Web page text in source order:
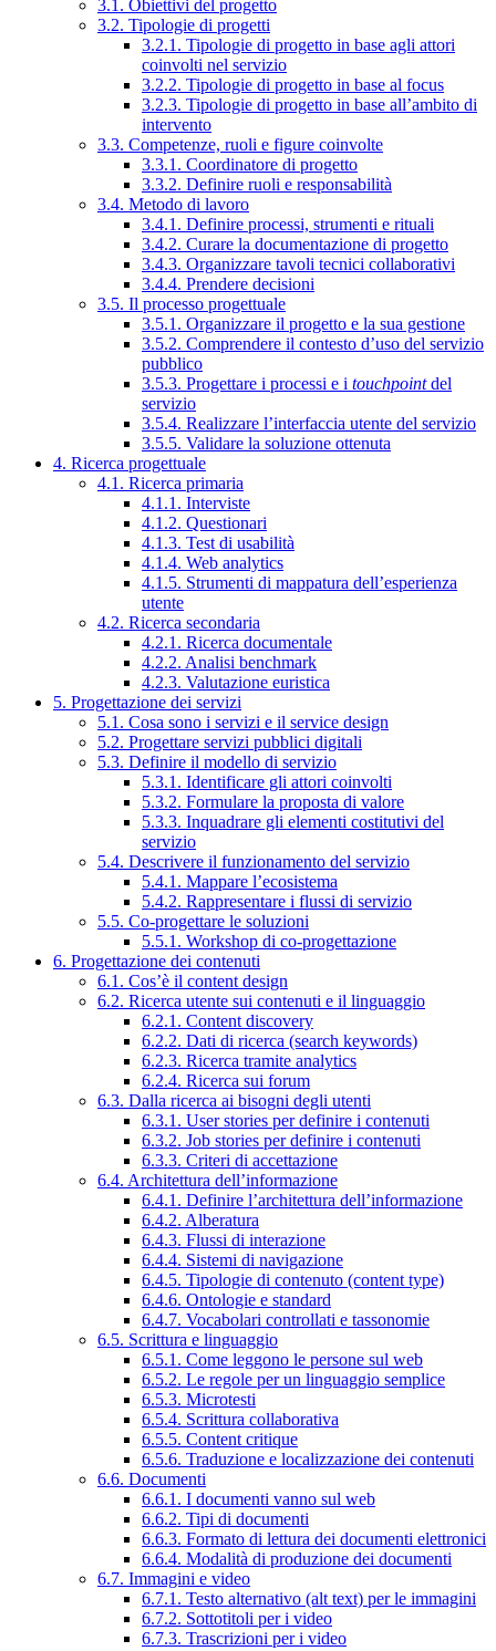
3.1. Obiettivi del progetto
3.2. Tipologie di progetti
3.2.1. Tipologie di progetto in base agli attori
coinvolti nel servizio
3.2.2. Tipologie di progetto in base al focus
3.2.3. Tipologie di progetto in base all’ambito di
intervento
3.3. Competenze, ruoli e figure coinvolte
3.3.1. Coordinatore di progetto
3.3.2. Definire ruoli e responsabilità
3.4. Metodo di lavoro
3.4.1. Definire processi, strumenti e rituali
3.4.2. Curare la documentazione di progetto
3.4.3. Organizzare tavoli tecnici collaborativi
3.4.4. Prendere decisioni
3.5. Il processo progettuale
3.5.1. Organizzare il progetto e la sua gestione
3.5.2. Comprendere il contesto d’uso del servizio
pubblico
3.5.3. Progettare i processi e i touchpointdel
servizio
3.5.4. Realizzare l’interfaccia utente del servizio
3.5.5. Validare la soluzione ottenuta
4. Ricerca progettuale
4.1. Ricerca primaria
4.1.1. Interviste
4.1.2. Questionari
4.1.3. Test di usabilità
4.1.4. Web analytics
4.1.5. Strumenti di mappatura dell’esperienza
utente
4.2. Ricerca secondaria
4.2.1. Ricerca documentale
4.2.2. Analisi benchmark
4.2.3. Valutazione euristica
5. Progettazione dei servizi
5.1. Cosa sono i servizi e il service design
5.2. Progettare servizi pubblici digitali
5.3. Definire il modello di servizio
5.3.1. Identificare gli attori coinvolti
5.3.2. Formulare la proposta di valore
5.3.3. Inquadrare gli elementi costitutivi del
servizio
5.4. Descrivere il funzionamento del servizio
5.4.1. Mappare l’ecosistema
5.4.2. Rappresentare i flussi di servizio
5.5. Co-progettare le soluzioni
5.5.1. Workshop di co-progettazione
6. Progettazione dei contenuti
6.1. Cos’è il content design
6.2. Ricerca utente sui contenuti e il linguaggio
6.2.1. Content discovery
6.2.2. Dati di ricerca (search keywords)
6.2.3. Ricerca tramite analytics
6.2.4. Ricerca sui forum
6.3. Dalla ricerca ai bisogni degli utenti
6.3.1. User stories per definire i contenuti
6.3.2. Job stories per definire i contenuti
6.3.3. Criteri di accettazione
6.4. Architettura dell’informazione
6.4.1. Definire l’architettura dell’informazione
6.4.2. Alberatura
6.4.3. Flussi di interazione
6.4.4. Sistemi di navigazione
6.4.5. Tipologie di contenuto (content type)
6.4.6. Ontologie e standard
6.4.7. Vocabolari controllati e tassonomie
6.5. Scrittura e linguaggio
6.5.1. Come leggono le persone sul web
6.5.2. Le regole per un linguaggio semplice
6.5.3. Microtesti
6.5.4. Scrittura collaborativa
6.5.5. Content critique
6.5.6. Traduzione e localizzazione dei contenuti
6.6. Documenti
6.6.1. I documenti vanno sul web
6.6.2. Tipi di documenti
6.6.3. Formato di lettura dei documenti elettronici
6.6.4. Modalità di produzione dei documenti
6.7. Immagini e video
6.7.1. Testo alternativo (alt text) per le immagini
6.7.2. Sottotitoli per i video
6.7.3. Trascrizioni per i video